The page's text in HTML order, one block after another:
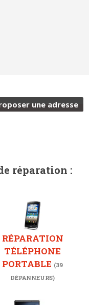
une adresse
réparation :
RÉPARATION
TÉLÉPHONE
PORTABLE (39
DÉPANNEURS)